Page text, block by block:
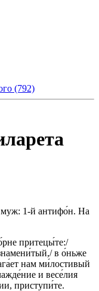
(792)
муж: 1-й антифо́н. На
притецы́те:/
в о́ньже
нам ми́лостивый
и весе́лия
приступи́те.